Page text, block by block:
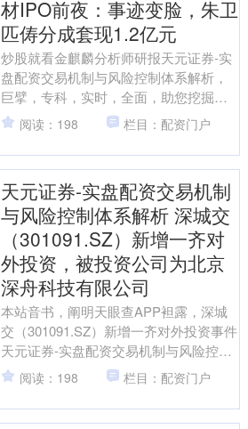
材IPO前夜：事迹变脸，朱卫
匹俦分成套现1.2亿元
炒股就看金麒麟分析师研报天元证券-实
盘配资交易机制与风险控制体系解析，
巨擘，专科，实时，全面，助您挖掘后
劲主题契机！ 开首：星岛财经 《星岛》
记者皆鑫 上海报谈....
阅读：198 栏目：配资门户
天元证券-实盘配资交易机制
与风险控制体系解析 深城交
（301091.SZ）新增一齐对
外投资，被投资公司为北京
深舟科技有限公司
本站音书，阐明天眼查APP袒露，深城
交（301091.SZ）新增一齐对外投资事件
天元证券-实盘配资交易机制与风险控制
体系解析，被投资公司为北京深舟科技
有限公司，....
阅读：198 栏目：配资门户